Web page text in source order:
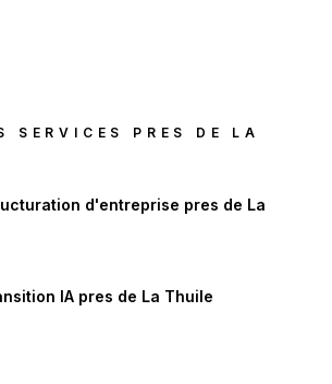
SERVICES PRES DE LA
d'entreprise pres de La
IA pres de La Thuile